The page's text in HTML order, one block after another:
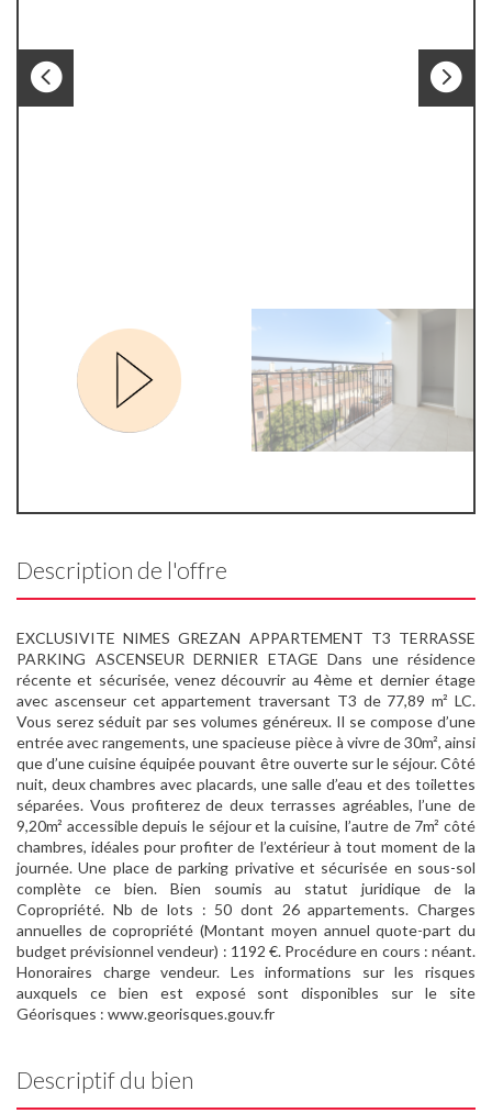
Description de l'offre
EXCLUSIVITE NIMES GREZAN APPARTEMENT T3 TERRASSE
PARKING ASCENSEUR DERNIER ETAGE Dans une résidence
récente et sécurisée, venez découvrir au 4ème et dernier étage
avec ascenseur cet appartement traversant T3 de 77,89 m² LC.
Vous serez séduit par ses volumes généreux. Il se compose d’une
entrée avec rangements, une spacieuse pièce à vivre de 30m², ainsi
que d’une cuisine équipée pouvant être ouverte sur le séjour. Côté
nuit, deux chambres avec placards, une salle d’eau et des toilettes
séparées. Vous profiterez de deux terrasses agréables, l’une de
9,20m² accessible depuis le séjour et la cuisine, l’autre de 7m² côté
chambres, idéales pour profiter de l’extérieur à tout moment de la
journée. Une place de parking privative et sécurisée en sous-sol
complète ce bien. Bien soumis au statut juridique de la
Copropriété. Nb de lots : 50 dont 26 appartements. Charges
annuelles de copropriété (Montant moyen annuel quote-part du
budget prévisionnel vendeur) : 1192 €. Procédure en cours : néant.
Honoraires charge vendeur. Les informations sur les risques
auxquels ce bien est exposé sont disponibles sur le site
Géorisques : www.georisques.gouv.fr
Descriptif du bien